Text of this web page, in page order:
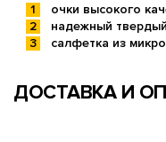
очки высокого
надежный
салфетка из
ДОСТАВКА И